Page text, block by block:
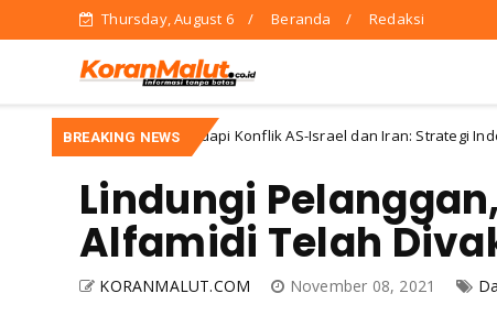
Thursday, August 6 Beranda Redaksi
BREAKING NEWS
Menghadapi Konflik AS-Israel dan Iran: Strategi Indonesia
Lindungi
Alfamidi Telah
KORANMALUT.COM November 08, 2021